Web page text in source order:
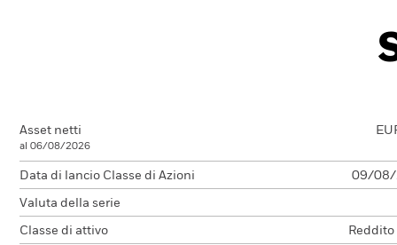
Asset netti
al 06/08/2026
Data di lancio Classe di Azioni 09/08/
Valuta della serie
Classe di attivo Reddito